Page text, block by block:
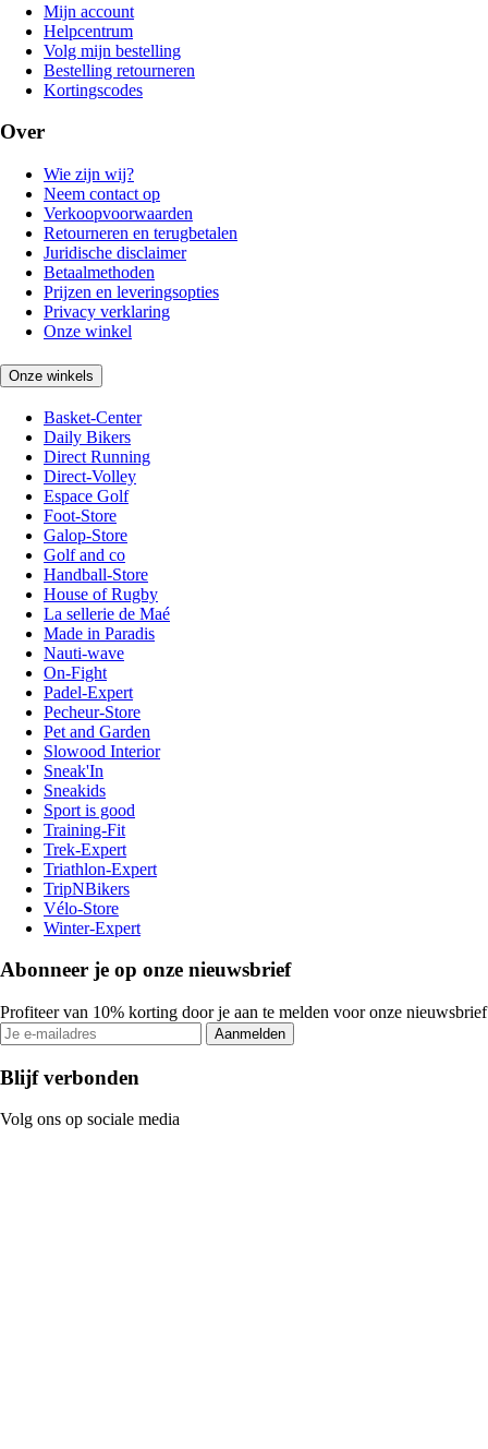
Mijn account
Helpcentrum
Volg mijn bestelling
Bestelling retourneren
Kortingscodes
Over
Wie zijn wij?
Neem contact op
Verkoopvoorwaarden
Retourneren en terugbetalen
Juridische disclaimer
Betaalmethoden
Prijzen en leveringsopties
Privacy verklaring
Onze winkel
Onze winkels
Basket-Center
Daily Bikers
Direct Running
Direct-Volley
Espace Golf
Foot-Store
Galop-Store
Golf and co
Handball-Store
House of Rugby
La sellerie de Maé
Made in Paradis
Nauti-wave
On-Fight
Padel-Expert
Pecheur-Store
Pet and Garden
Slowood Interior
Sneak'In
Sneakids
Sport is good
Training-Fit
Trek-Expert
Triathlon-Expert
TripNBikers
Vélo-Store
Winter-Expert
Abonneer je op onze nieuwsbrief
Profiteer van 10% korting door je aan te melden voor onze nieuwsbrief
Aanmelden
Blijf verbonden
Volg ons op sociale media